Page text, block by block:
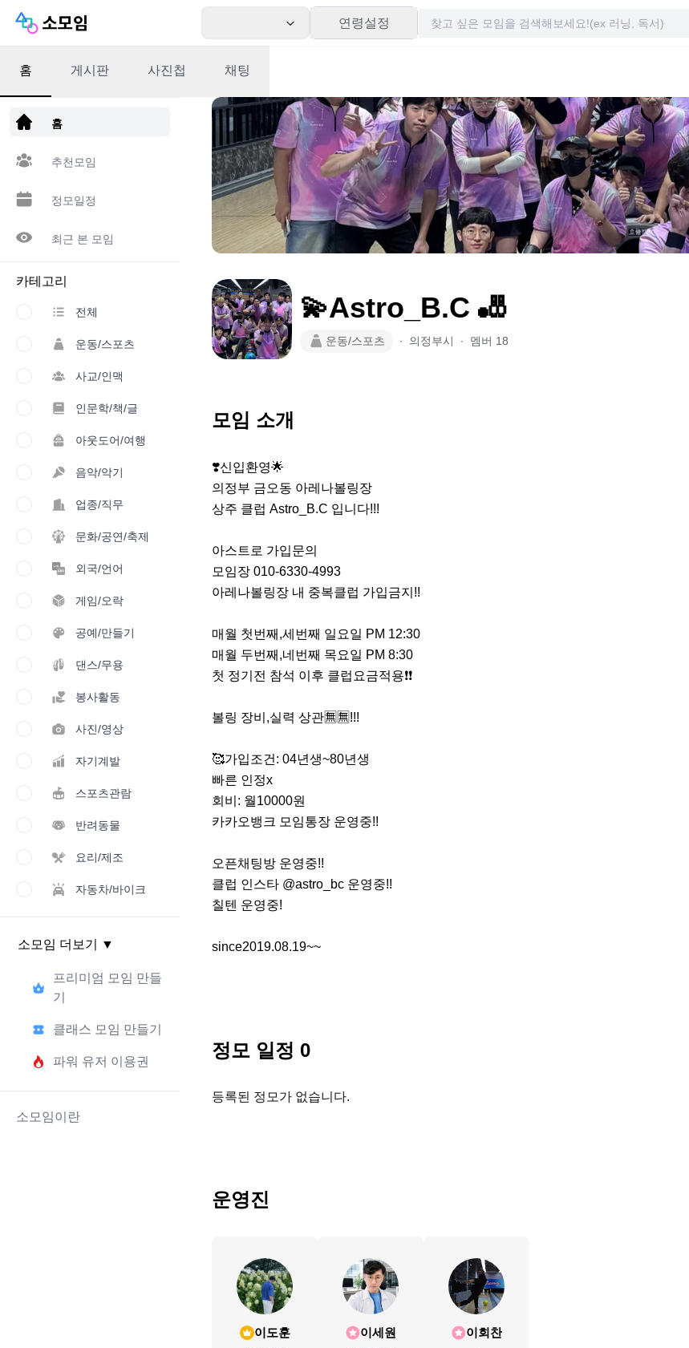
연령설정
앱 다운로드
홈
추천모임
정모일정
최근 본 모임
카테고리
전체
운동/스포츠
사교/인맥
인문학/책/글
아웃도어/여행
음악/악기
업종/직무
문화/공연/축제
외국/언어
게임/오락
공예/만들기
댄스/무용
봉사활동
사진/영상
자기계발
스포츠관람
반려동물
요리/제조
자동차/바이크
소모임 더보기 ▼
프리미엄 모임 만들
기
클래스 모임 만들기
파워 유저 이용권
소모임이란
홈 게시판 사진첩 채팅
💫Astro_B.C 🎳
운동/스포츠 ∙ 의정부시 ∙ 멤버 18
모임 소개
❣️신입환영🌟
의정부 금오동 아레나볼링장
상주 클럽 Astro_B.C 입니다!!!
아스트로 가입문의
모임장 010-6330-4993
아레나볼링장 내 중복클럽 가입금지!!
매월 첫번째,세번째 일요일 PM 12:30
매월 두번째,네번째 목요일 PM 8:30
첫 정기전 참석 이후 클럽요금적용❗️❗️
볼링 장비,실력 상관🈚️🈚️!!!
🥰가입조건: 04년생~80년생
빠른 인정x
회비: 월10000원
카카오뱅크 모임통장 운영중!!
오픈채팅방 운영중!!
클럽 인스타 @astro_bc 운영중!!
칠텐 운영중!
since2019.08.19~~
정모 일정 0
등록된 정모가 없습니다.
운영진
이도훈 이세원 이회찬